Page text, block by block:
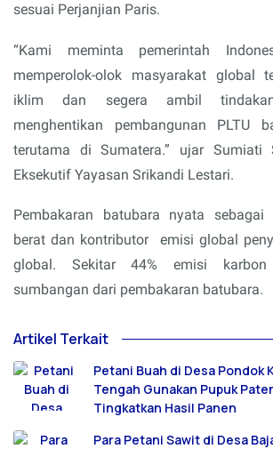
sesuai Perjanjian Paris.
“Kami meminta pemerintah
memperolok-olok masyarakat global
iklim dan segera ambil
menghentikan pembangunan PLTU
terutama di Sumatera.” ujar Sumiati
Eksekutif Yayasan Srikandi Lestari.
Pembakaran batubara nyata sebagai
berat dan kontributor
emisi global
global. Sekitar 44% emisi
sumbangan dari pembakaran batubara.
Artikel Terkait
Petani Buah di Desa Pondok
Tengah Gunakan Pupuk
Tingkatkan Hasil Panen
Para Petani Sawit di Desa